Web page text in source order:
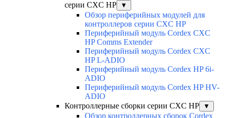
серии CXC HP
▼
Обзор периферийных модулей для
контроллеров серии CXC HP
Периферийный модуль Cordex CXC
HP Comms Extender
Периферийный модуль Cordex CXC
HP L-ADIO
Периферийный модуль Cordex HP 6i-
ADIO
Периферийный модуль Cordex HP HV-
ADIO
Контроллерные сборки серии CXC HP
▼
Обзор контроллерных сборок Cordex